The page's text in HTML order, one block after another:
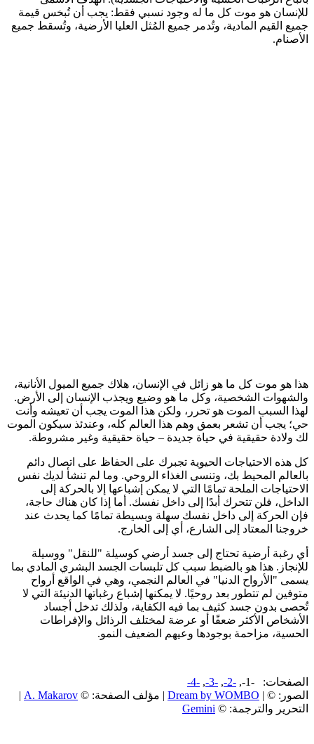
للإنسان هو موت كل ما له وجود نسبي فقط: يجب أن تُبخس قيمة
جميع القيم المادية، وتُدمر جميع المُثل العليا الأرضية، وتُسقط جميع
الأصنام.
هذا هو موت كل ما هو زائل في الإنسان، هلاك جميع الميول الأنانية،
والشهوات الشخصية، وكل ما هو وضيع ويجذب الإنسان إلى الأرض.
لهذا السبب الموت هو تحرر، ولكن هذا الموت يجب أن تعيشه وأنت
حي؛ يجب أن تشعر بعمق وهم هذا العالم كله، وعندئذ سيكون الموت
لك ولادة حقيقية في حياة جديدة – حياة حقيقية وغير مشروطة.
كل هذه الاحتياجات الحيوية تجبرك على الحفاظ على اتصال دائم
بالعالم المحيط بك، وتنسى الغذاء الروحي. وما لم تنشأ لديك نفس
الاحتياجات الملحة تمامًا التي لا يمكن إشباعها إلا بالحركة إلى
الداخل، فلن تتحرك أبدًا إلى داخل نفسك. أما إذا كان هناك حاجة،
فإن الحركة إلى داخل نفسك سهلة وبسيطة تمامًا كما يحدث عند
خروجنا المعتاد إلى الشارع، أي إلى الخارج.
أي رغبة أرضية تحتاج إلى جسد أرضي كوسيلة "للنقل" ووسيلة
للإنجاز. هذا هو بالضبط سبب كل تلبسات الجسد البشري المادي بما
يسمى "الأرواح الدنيا" في العالم النجمي، وهي في الواقع أرواح
متوفين لم تتطور بعد روحيًا. لا يمكنها إشباع رغباتها الدنيئة التي لا
تُحصى بدون جسد كثيف بما فيه الكفاية، ولذلك تدخل أجساد
الأشخاص الأكثر ضعفًا أو عرضة لمختلف الرذائل والإفراطات
الحسية، مزاحمة بوجودها وعيهم الضعيف النمو.
الصفحات: -1-,
-2-
,
-3-
,
-4-
الصور: © | Dream by WOMBO | مؤلف الصفحة: © A. Makarov
|
التحرير والترجمة: © Gemini